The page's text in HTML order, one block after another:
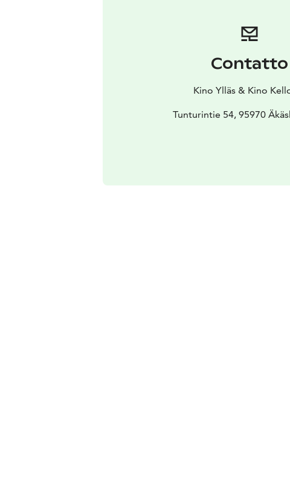
Contatto
Kino Ylläs & Kino
Tunturintie 54, 95970